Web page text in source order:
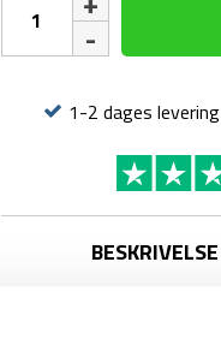
Ghabhar
personer1-2 dages levering
BESKRIVELSE